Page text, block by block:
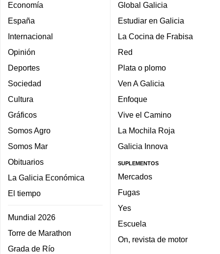
Economía
España
Internacional
Opinión
Deportes
Sociedad
Cultura
Gráficos
Somos Agro
Somos Mar
Obituarios
La Galicia Económica
El tiempo
Mundial 2026
Torre de Marathon
Grada de Río
Global Galicia
Estudiar en Galicia
La Cocina de Frabisa
Red
Plata o plomo
Ven A Galicia
Enfoque
Vive el Camino
La Mochila Roja
Galicia Innova
SUPLEMENTOS
Mercados
Fugas
Yes
Escuela
On, revista de motor